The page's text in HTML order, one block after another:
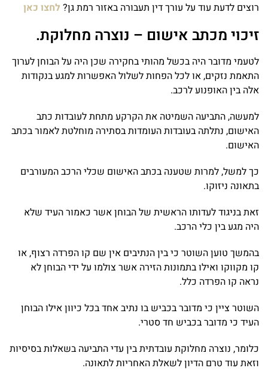
רוצים לדעת עוד על עורך דין תעבורה באזור רמת גן? לחצו כאן
זיכוי מכתב אישום – נוצרה מחלוקת.
לטעמי מדובר היה בכשל מהותי בחקירה שכן היה על הבוחן לערוך
התאמת נזקים, או לכל הפחות לשלול האפשרות למגע בנקודות
אלה בין האופנוע לרכב.
למעשה, התביעה השמיטה את הקרקע מתחת לעובדות כתב
האישום, נתלתה בעובדות העומדות בסתירה מוחלטת לאמור בכתב
האישום.
כך למשל, למרות שטענה בכתב האישום שכלי הרכב המעורבים
בתאונה ניזוקו.
זאת בניגוד לעדותו הראשית של הבוחן אשר כאמור העיד שלא
היה מגע בין כלי הרכב.
בהמשך טוען השוטר כי בין הנתיבים אין שם קו הפרדה רצוף, או
קו מקווקו ואילו בתמונות הזירה אשר צולמו על ידי הבוחן לא
נראה קו הפרדה כלל.
השוטר ציין כי מדובר בכביש בו נתיב אחד בכל כיוון אילו הבוחן
העיד כי מדובר בכביש חד סטרי.
כלומר, נוצרה מחלוקת עובדתית בין עדי התביעה בשאלות בסיסיות
וזאת עוד טרם הדיון לשאלת האחריות לתאונה.